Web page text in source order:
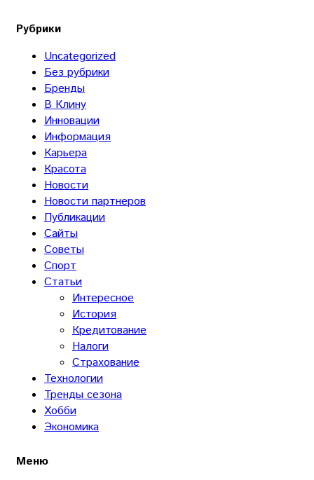
Рубрики
Uncategorized
Без рубрики
Бренды
В Клину
Инновации
Информация
Карьера
Красота
Новости
Новости партнеров
Публикации
Сайты
Советы
Спорт
Статьи
Интересное
История
Кредитование
Налоги
Страхование
Технологии
Тренды сезона
Хобби
Экономика
Меню